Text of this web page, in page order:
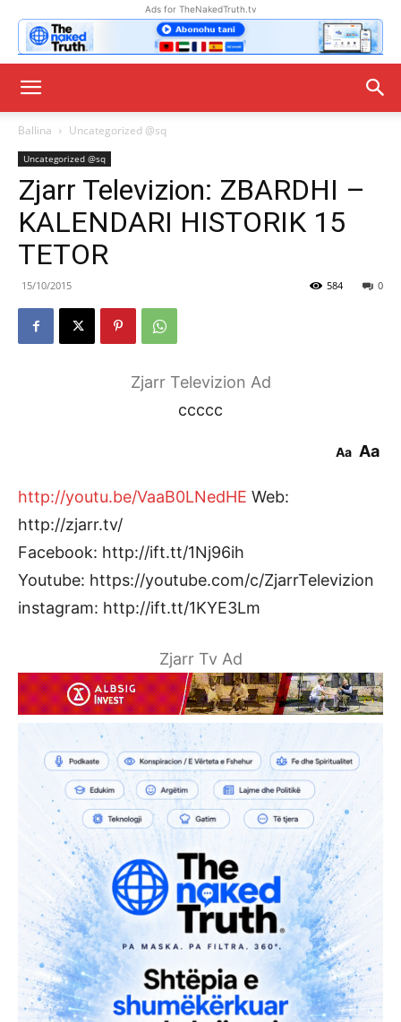
Ads for TheNakedTruth.tv
Ballina Uncategorized @sq
Uncategorized @sq
Zjarr Televizion: ZBARDHI –
KALENDARI HISTORIK 15
TETOR
15/10/2015 0
584
Zjarr Televizion Ad
ccccc
Aa Aa
http://youtu.be/VaaB0LNedHE Web:
http://zjarr.tv/
Facebook: http://ift.tt/1Nj96ih
Youtube: https://youtube.com/c/ZjarrTelevizion
instagram: http://ift.tt/1KYE3Lm
Zjarr Tv Ad